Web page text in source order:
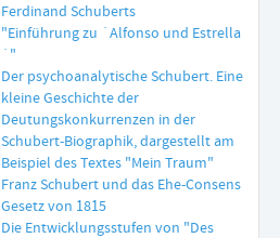
Ferdinand Schuberts
"Einführung zu ´Alfonso und Estrella
´"
Der psychoanalytische Schubert. Eine
kleine Geschichte der
Deutungskonkurrenzen in der
Schubert-Biographik, dargestellt am
Beispiel des Textes "Mein Traum"
Franz Schubert und das Ehe-Consens
Gesetz von 1815
Die Entwicklungsstufen von "Des